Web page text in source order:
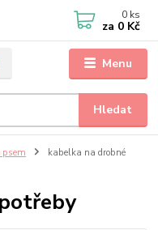
Menu
Hledat
0 ks
za 0 Kč
psem
kabelka na drobné